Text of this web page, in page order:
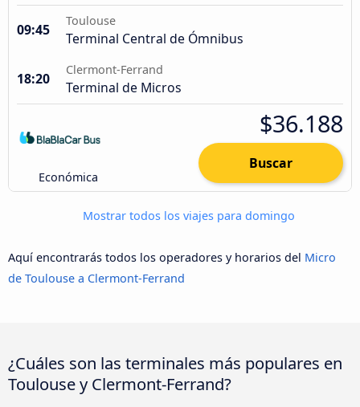
09:45
Toulouse
Terminal Central de Ómnibus
18:20
Clermont-Ferrand
Terminal de Micros
Económica
$36.188
Buscar
Mostrar todos los viajes para domingo
Aquí encontrarás todos los operadores y horarios del Micro
de Toulouse a Clermont-Ferrand
¿Cuáles son las terminales más populares en
Toulouse y Clermont-Ferrand?